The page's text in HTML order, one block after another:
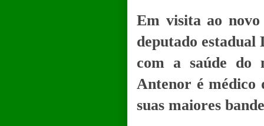
Em visita ao
deputado
com a saúde do
Antenor é médico
suas maiores